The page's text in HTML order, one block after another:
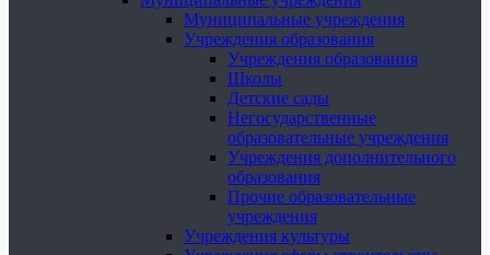
Муниципальные учреждения
Учреждения образования
Учреждения образования
Школы
Детские сады
Негосударственные
образовательные учреждения
Учреждения дополнительного
образования
Прочие образовательные
учреждения
Учреждения культуры